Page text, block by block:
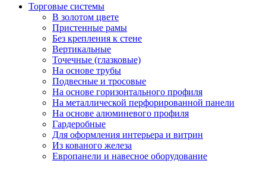
Торговые системы
В золотом цвете
Пристенные рамы
Без крепления к стене
Вертикальные
Точечные (глазковые)
На основе трубы
Подвесные и тросовые
На основе горизонтального профиля
На металлической перфорированной панели
На основе алюминевого профиля
Гардеробные
Для оформления интерьера и витрин
Из кованого железа
Европанели и навесное оборудование